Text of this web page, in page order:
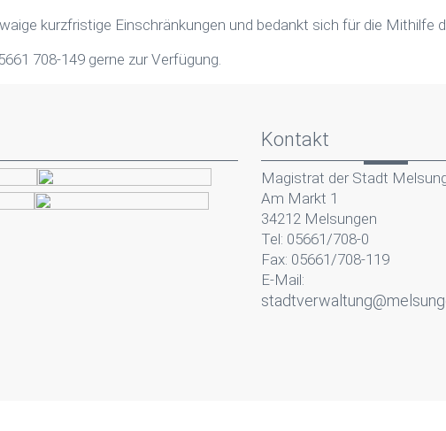
kurzfristige Einschränkungen und bedankt sich für die Mithilfe
708-149 gerne zur Verfügung.
Kontakt
Magistrat der Stadt
Am Markt 1
34212 Melsungen
Tel: 05661/708-0
Fax: 05661/708-119
E-Mail: